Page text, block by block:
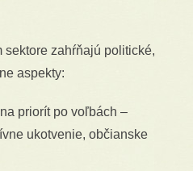
zahŕňajú politické,
aspekty:
priorít po voľbách –
ukotvenie, občianske